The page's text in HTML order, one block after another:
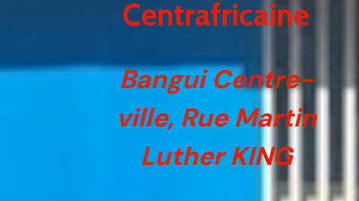
Centrafricaine
Bangui Centre-
ville, Rue Martin
Luther KING